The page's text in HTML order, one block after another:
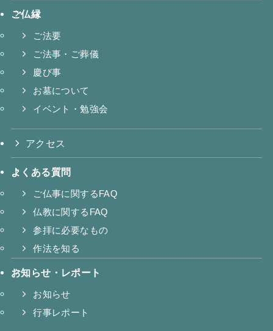
ご仏縁
ご法要
ご法事・ご葬儀
慶び事
お墓について
イベント・勉強会
アクセス
よくある質問
ご仏事に関するFAQ
仏教に関するFAQ
参拝に必要なもの
作法を知る
お知らせ・レポート
お知らせ
行事レポート